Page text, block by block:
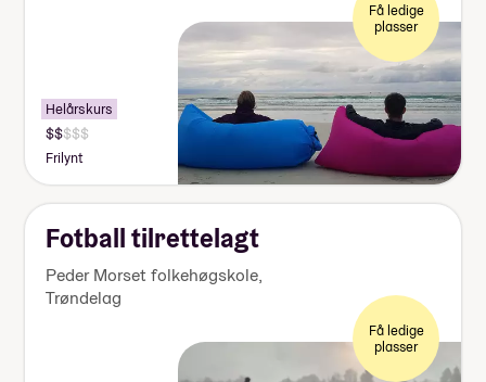
Få ledige
plasser
Helårskurs
Pris:
125
000-
140
000
Frilynt
Fotball tilrettelagt
Peder Morset folkehøgskole,
Trøndelag
Få ledige
plasser